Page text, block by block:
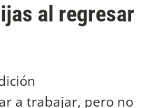
al regresar
a trabajar, pero no